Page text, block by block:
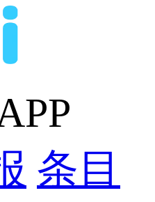
条目